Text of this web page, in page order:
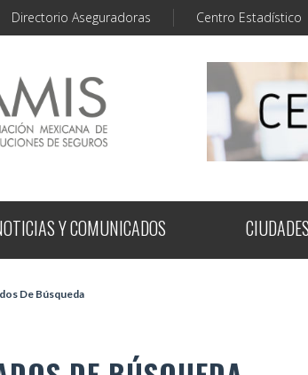
Directorio Aseguradoras Centro Estadístico
Y COMUNICADOS
De Búsqueda